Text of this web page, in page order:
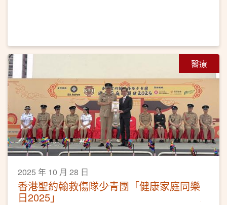
醫療
2025 年 10 月 28 日
香港聖約翰救傷隊少青團「健康家庭同樂
日2025」